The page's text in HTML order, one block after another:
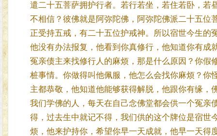
遣二十五菩萨拥护行者。若行若坐，若住若卧，若
不相信？彼佛就是阿弥陀佛，阿弥陀佛派二十五位
正受持五戒，有二十五位护戒神。所以宿世今生
他没有办法报复，他看到你真修行，他知道你有成
冤亲债主来找修行人的麻烦，那是什么原因？你假
桩事情。你做得叫他佩服，他怎么会找你麻烦？你
主都恭敬，他知道他能够获得解脱，他跟你有缘
我们学佛的人，每天在自己念佛堂都会供一个冤亲
得，过去生中就记不得，我们供的这个牌位是宿世
烦，他来护持你，希望你早一天成就，他早一天得